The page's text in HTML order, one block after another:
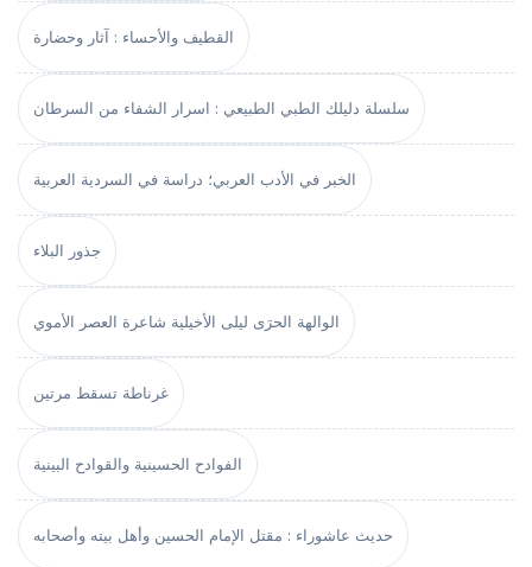
القطيف والأحساء : آثار وحضارة
سلسلة دليلك الطبي الطبيعي : اسرار الشفاء من السرطان
الخبر في الأدب العربي؛ دراسة في السردية العربية
جذور البلاء
الوالهة الحرَى ليلى الأخيلية شاعرة العصر الأموي
غرناطة تسقط مرتين
الفوادح الحسينية والقوادح البينية
حديث عاشوراء : مقتل الإمام الحسين وأهل بيته وأصحابه